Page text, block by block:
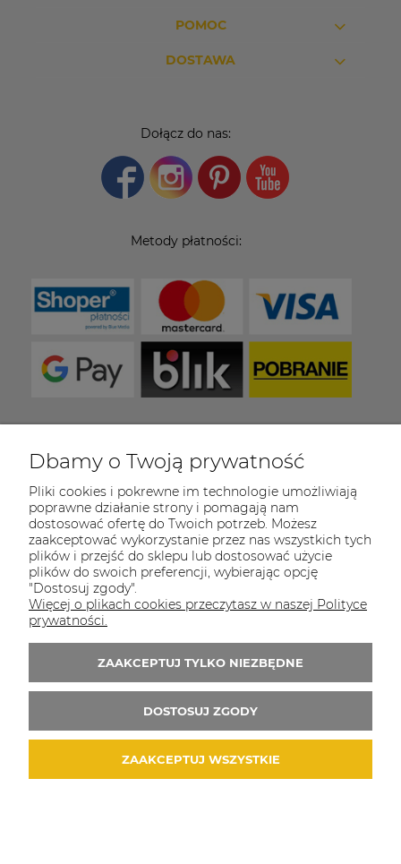
POMOC
DOSTAWA
Dołącz do nas:
Metody płatności:
COULEUR CARAMEL
Zapraszamy do kontaktu od poniedziałku do
piątku w godzinach 8:00 - 16:00
Tel.:
512-985-884
E-mail:sklep@couleurcaramel.pl
Zapisz się do
Otrzymasz powiadomienia o promocjach i
nowościach...i odbierzesz kupon o wartości 10
zł na pierwsze zakupy!
Dbamy o Twoją prywatność
Pliki cookies i pokrewne im technologie umożliwiają
poprawne działanie strony i pomagają nam
dostosować ofertę do Twoich potrzeb. Możesz
zaakceptować wykorzystanie przez nas wszystkich tych
plików i przejść do sklepu lub dostosować użycie
plików do swoich preferencji, wybierając opcję
"Dostosuj zgody".
Więcej o plikach cookies przeczytasz w naszej Polityce
prywatności.
ZAAKCEPTUJ TYLKO NIEZBĘDNE
DOSTOSUJ ZGODY
ZAAKCEPTUJ WSZYSTKIE